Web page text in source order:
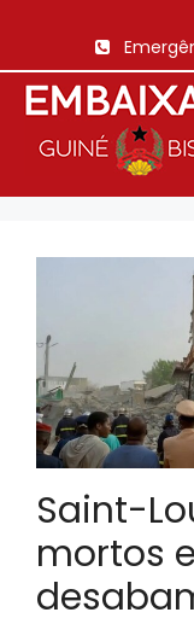
o
conteúdo
Saint-
mortos